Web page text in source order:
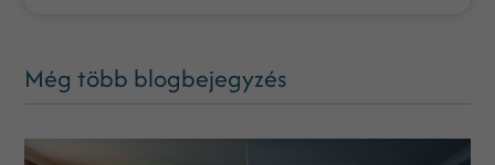
Még több blogbejegyzés